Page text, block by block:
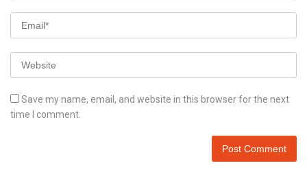
Save my name, email, and website in this browser for the next
time I comment.